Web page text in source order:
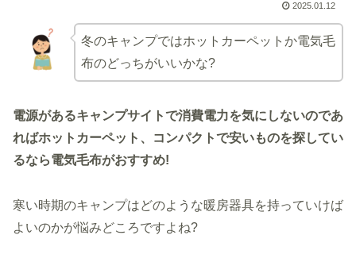
2025.01.12
冬のキャンプではホットカーペットか電気毛
布のどっちがいいかな?
電源があるキャンプサイトで消費電力を気にしないのであ
ればホットカーペット、コンパクトで安いものを探してい
るなら電気毛布がおすすめ!
寒い時期のキャンプはどのような暖房器具を持っていけば
よいのかが悩みどころですよね?